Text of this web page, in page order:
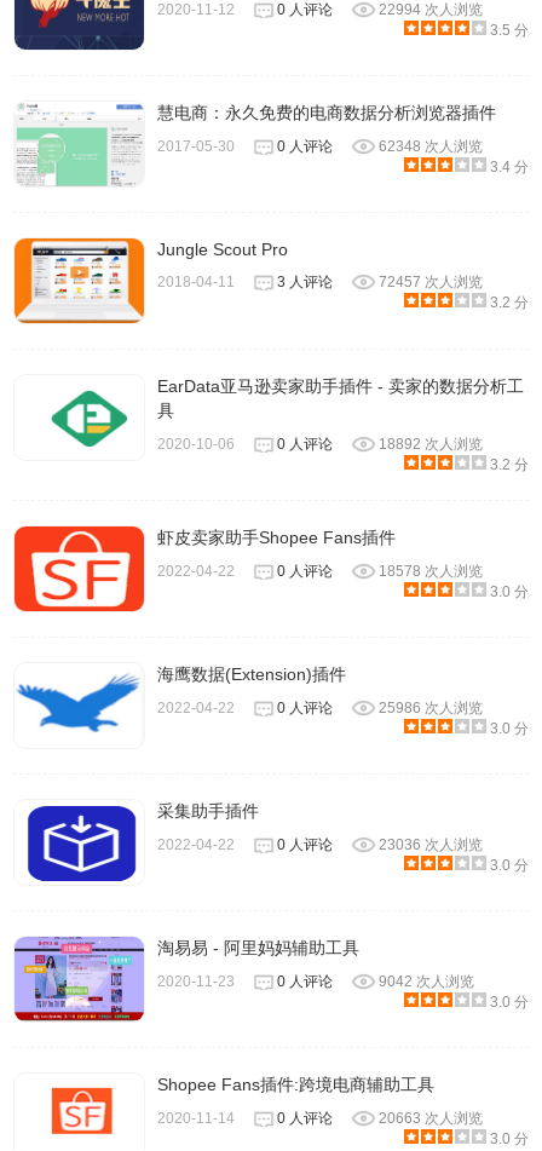
2020-11-12 0 人评论
22994 次人浏览
3.5 分
慧电商：永久免费的电商数据分析浏览器插件
2017-05-30 0 人评论
62348 次人浏览
3.4 分
Jungle Scout Pro
2018-04-11 3 人评论
72457 次人浏览
3.2 分
EarData亚马逊卖家助手插件 - 卖家的数据分析工
具
2020-10-06 0 人评论
18892 次人浏览
3.2 分
虾皮卖家助手Shopee Fans插件
2022-04-22 0 人评论
18578 次人浏览
3.0 分
海鹰数据(Extension)插件
2022-04-22 0 人评论
25986 次人浏览
3.0 分
采集助手插件
2022-04-22 0 人评论
23036 次人浏览
3.0 分
淘易易 - 阿里妈妈辅助工具
2020-11-23 0 人评论
9042 次人浏览
3.0 分
Shopee Fans插件:跨境电商辅助工具
2020-11-14 0 人评论
20663 次人浏览
3.0 分